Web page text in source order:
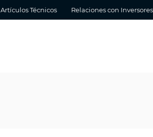
Artículos Técnicos Relaciones con Inversores